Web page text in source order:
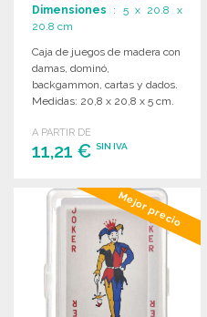
Dimensiones : 5 x 20.8 x
20.8 cm
Caja de juegos de madera con
damas, dominó,
backgammon, cartas y dados.
Medidas: 20,8 x 20,8 x 5 cm.
A PARTIR DE
11,21 € SIN IVA
PEDIR
Solicitar un presupuesto
Mejor precio